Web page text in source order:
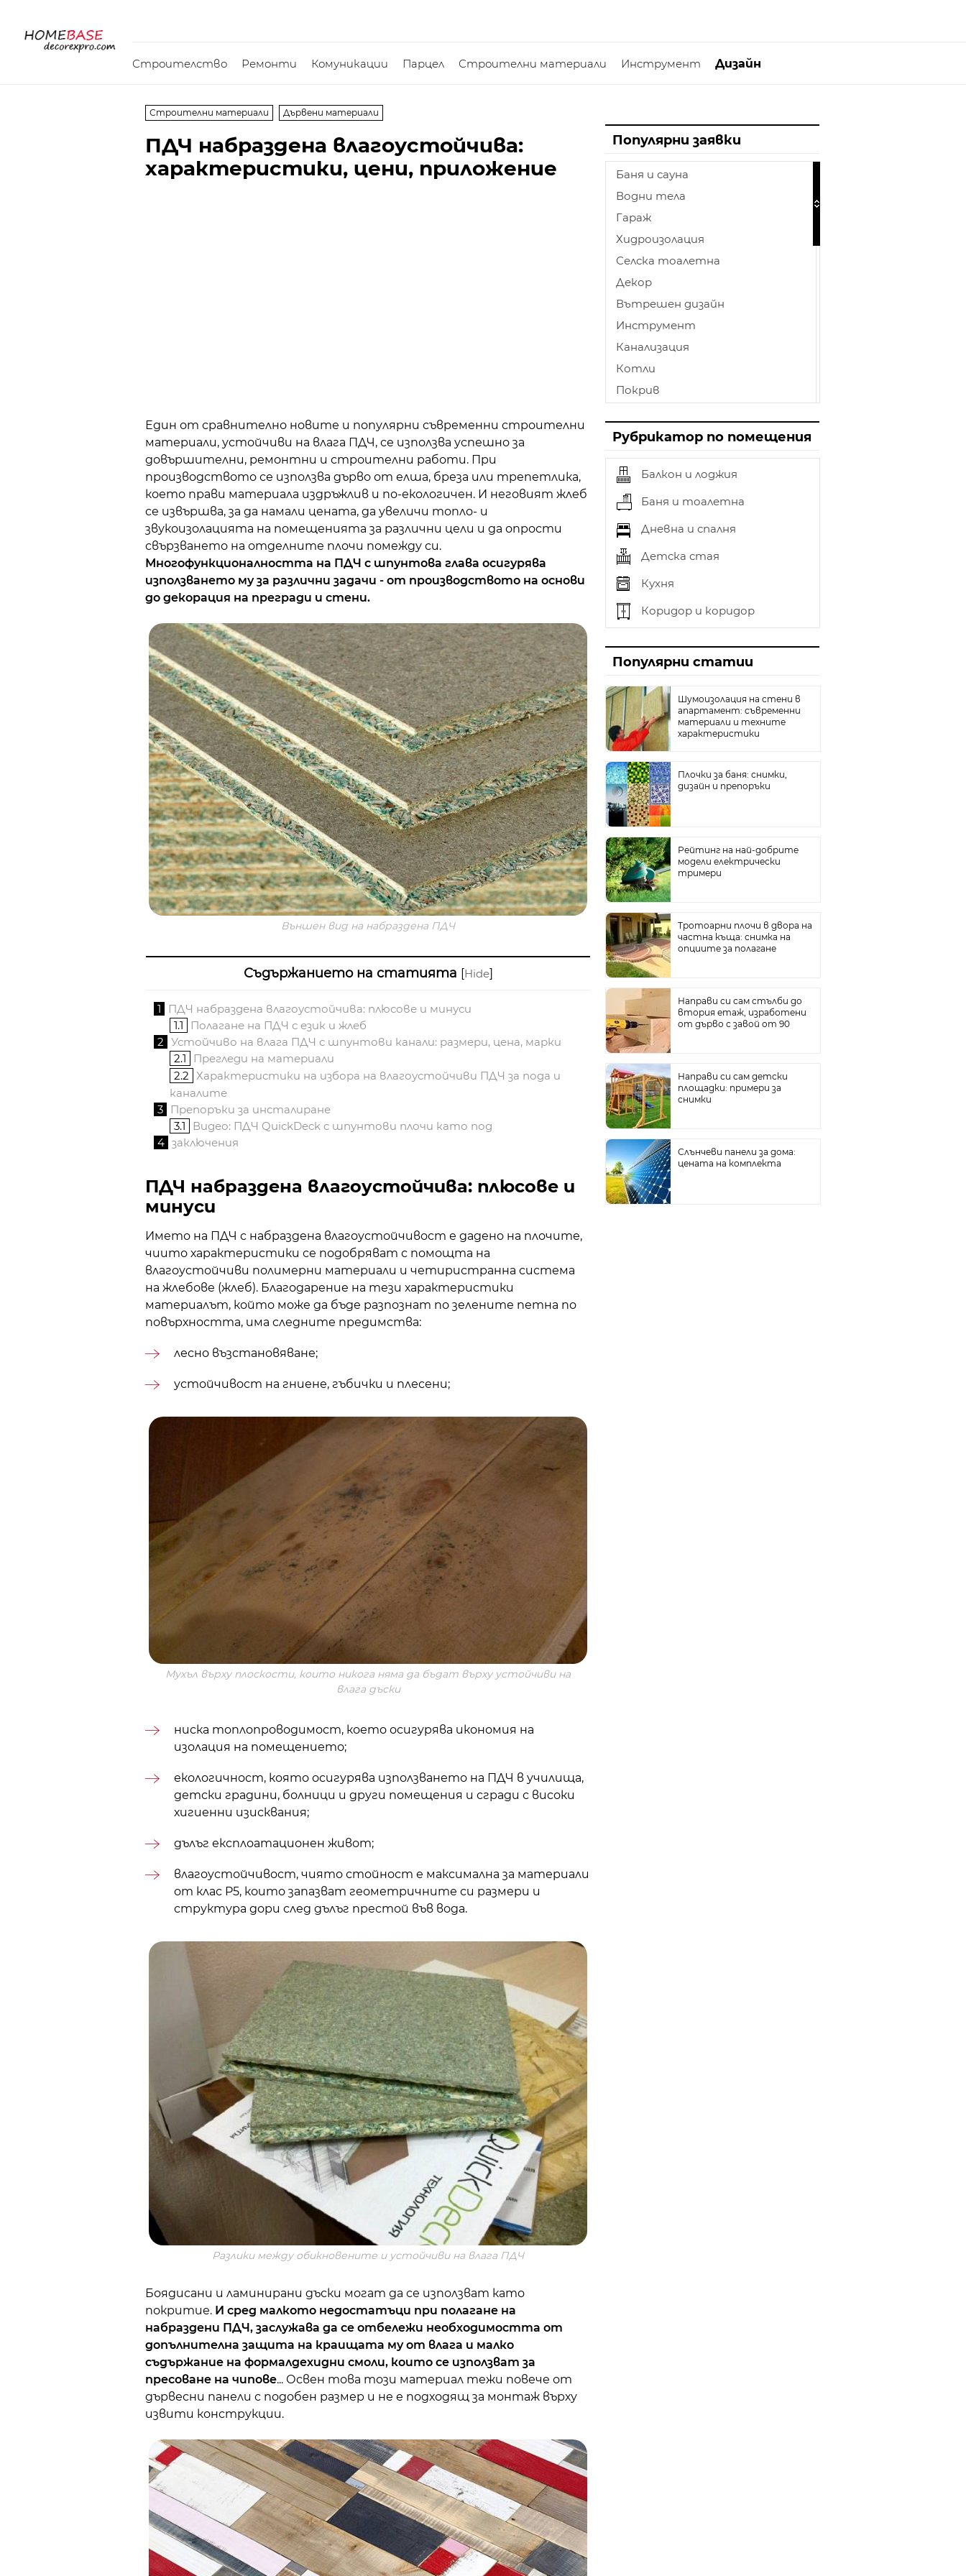
Строителство Ремонти Комуникации Парцел Строителни материали Инструмент Дизайн
Строителни материали Дървени материали
ПДЧ набраздена влагоустойчива:
характеристики, цени, приложение
Един от сравнително новите и популярни съвременни строителни
материали, устойчиви на влага ПДЧ, се използва успешно за
довършителни, ремонтни и строителни работи. При
производството се използва дърво от елша, бреза или трепетлика,
което прави материала издръжлив и по-екологичен. И неговият жлеб
се извършва, за да намали цената, да увеличи топло- и
звукоизолацията на помещенията за различни цели и да опрости
свързването на отделните плочи помежду си.
Многофункционалността на ПДЧ с шпунтова глава осигурява
използването му за различни задачи - от производството на основи
до декорация на прегради и стени.
Външен вид на набраздена ПДЧ
Съдържанието на статията [Hide]
1
ПДЧ набраздена влагоустойчива: плюсове и минуси
1.1
Полагане на ПДЧ с език и жлеб
2 Устойчиво на влага ПДЧ с шпунтови канали: размери, цена, марки
2.1
Прегледи на материали
2.2 Характеристики на избора на влагоустойчиви ПДЧ за пода и
каналите
3 Препоръки за инсталиране
3.1
Видео: ПДЧ QuickDeck с шпунтови плочи като под
4 заключения
ПДЧ набраздена влагоустойчива: плюсове и
минуси
Името на ПДЧ с набраздена влагоустойчивост е дадено на плочите,
чиито характеристики се подобряват с помощта на
влагоустойчиви полимерни материали и четиристранна система
на жлебове (жлеб). Благодарение на тези характеристики
материалът, който може да бъде разпознат по зелените петна по
повърхността, има следните предимства:
лесно възстановяване;
устойчивост на гниене, гъбички и плесени;
Мухъл върху плоскости, които никога няма да бъдат върху устойчиви на
влага дъски
ниска топлопроводимост, което осигурява икономия на
изолация на помещението;
екологичност, която осигурява използването на ПДЧ в училища,
детски градини, болници и други помещения и сгради с високи
хигиенни изисквания;
дълъг експлоатационен живот;
влагоустойчивост, чиято стойност е максимална за материали
от клас P5, които запазват геометричните си размери и
структура дори след дълъг престой във вода.
Разлики между обикновените и устойчиви на влага ПДЧ
Боядисани и ламинирани дъски могат да се използват като
покритие. И сред малкото недостатъци при полагане на
набраздени ПДЧ, заслужава да се отбележи необходимостта от
допълнителна защита на краищата му от влага и малко
съдържание на формалдехидни смоли, които се използват за
пресоване на чипове... Освен това този материал тежи повече от
дървесни панели с подобен размер и не е подходящ за монтаж върху
извити конструкции.
Популярни заявки
Баня и сауна
Водни тела
Гараж
Хидроизолация
Селска тоалетна
Декор
Вътрешен дизайн
Инструмент
Канализация
Котли
Покрив
Стълбище
Помпи
Опънат таван
Тапет
Осветление
Завършване
Печки и камини
Плочка
Разширения на къщи
Дизайн
Работа с гипсокартон
Отоплителни радиатори
Градина
ВиК
Септични ями
Добре и добре
Топъл под
Нагреватели
Рубрикатор по помещения
Балкон и лоджия
Баня и тоалетна
Дневна и спалня
Детска стая
Кухня
Коридор и коридор
Популярни статии
Шумоизолация на стени в
апартамент: съвременни
материали и техните
характеристики
Плочки за баня: снимки,
дизайн и препоръки
Рейтинг на най-добрите
модели електрически
тримери
Тротоарни плочи в двора на
частна къща: снимка на
опциите за полагане
Направи си сам стълби до
втория етаж, изработени
от дърво с завой от 90
Направи си сам детски
площадки: примери за
снимки
Слънчеви панели за дома:
цената на комплекта